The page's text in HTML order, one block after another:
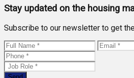
Stay updated on the housing
Subscribe to our newsletter to get